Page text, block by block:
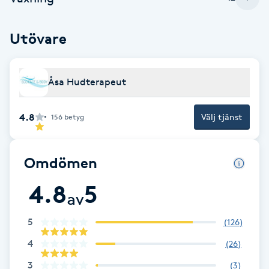
Fransrengöring
Frekvensterapi
Friskvård
Färgning
Utövare
Åsa Hudterapeut
4.8 156 betyg Välj tjänst
Omdömen
4.8av5
5 (126)
4 (26)
3 (3)